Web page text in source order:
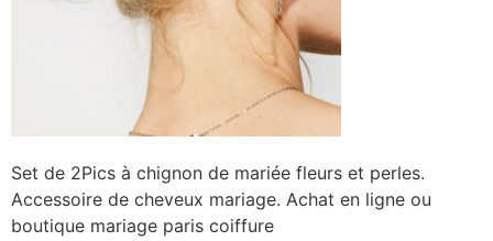
Set de 2Pics à chignon de mariée fleurs et perles.
Accessoire de cheveux mariage. Achat en ligne ou
boutique mariage paris coiffure